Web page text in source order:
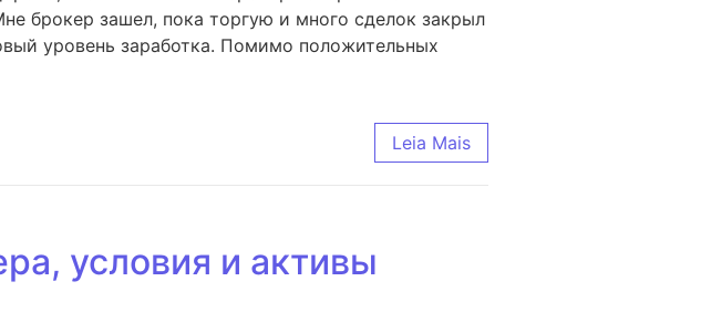
брокер зашел, пока торгую и много сделок закрыл
уровень заработка. Помимо положительных
Leia Mais
условия и активы